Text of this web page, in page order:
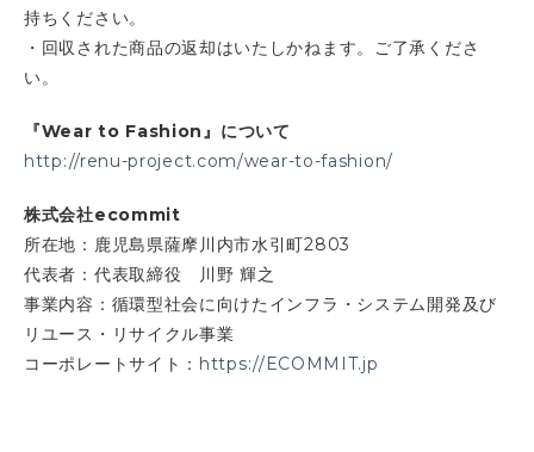
持ちください。
・回収された商品の返却はいたしかねます。ご了承くださ
い。
『Wear to Fashion』について
http://renu-project.com/wear-to-fashion/
株式会社ecommit
所在地：鹿児島県薩摩川内市水引町2803
代表者：代表取締役 川野 輝之
事業内容：循環型社会に向けたインフラ・システム開発及び
リユース・リサイクル事業
コーポレートサイト： https://ECOMMIT.jp